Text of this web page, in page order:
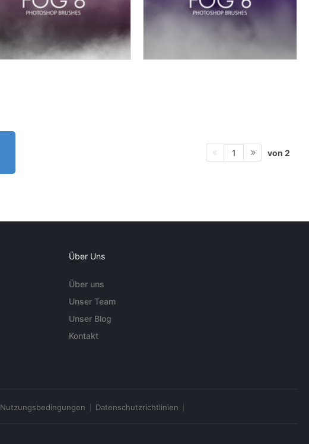
1 von 2
Über Uns
Über uns
Unser Team
Unser Blog
Kontakt
Nutzungsbedingungen Datenschutzrichtlinien